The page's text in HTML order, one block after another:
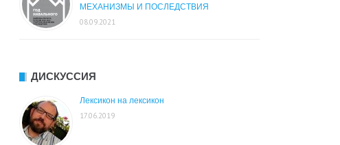
МЕХАНИЗМЫ И ПОСЛЕДСТВИЯ
08.09.2021
ДИСКУССИЯ
Лексикон на лексикон
17.06.2019